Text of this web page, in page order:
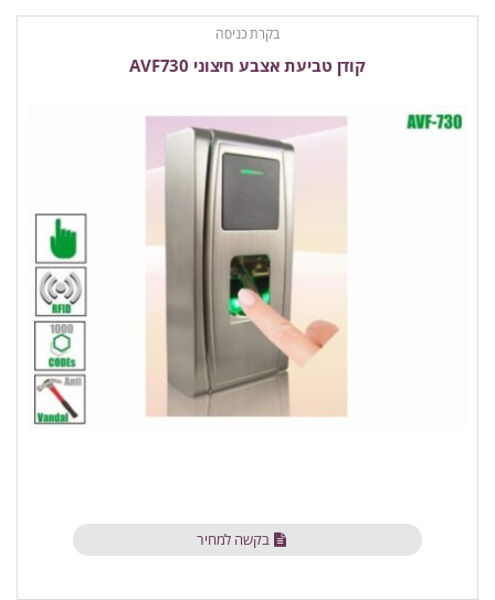
בקרת כניסה
קודן טביעת אצבע חיצוני AVF730
בקשה למחיר